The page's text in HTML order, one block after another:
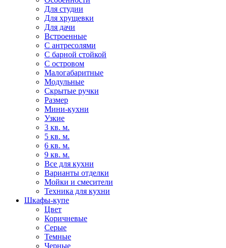
Для студии
Для хрущевки
Для дачи
Встроенные
С антресолями
С барной стойкой
С островом
Малогабаритные
Модульные
Скрытые ручки
Размер
Мини-кухни
Узкие
3 кв. м.
5 кв. м.
6 кв. м.
9 кв. м.
Все для кухни
Варианты отделки
Мойки и смесители
Техника для кухни
Шкафы-купе
Цвет
Коричневые
Серые
Темные
Черные